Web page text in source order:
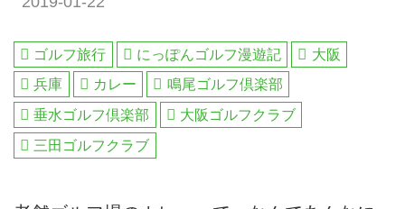
ゴルフ旅行 にっぽんゴルフ漫遊記
大阪
兵庫
カレー
鳴尾ゴルフ倶楽部
垂水ゴルフ倶楽部
大阪ゴルフクラブ
三田ゴルフクラブ